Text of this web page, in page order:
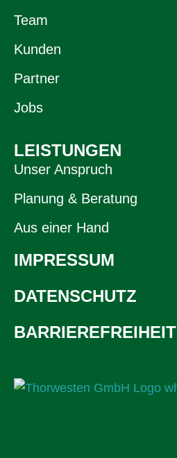
Team
Kunden
Partner
Jobs
LEISTUNGEN
Unser Anspruch
Planung & Beratung
Aus einer Hand
IMPRESSUM
DATENSCHUTZ
BARRIEREFREIHEIT